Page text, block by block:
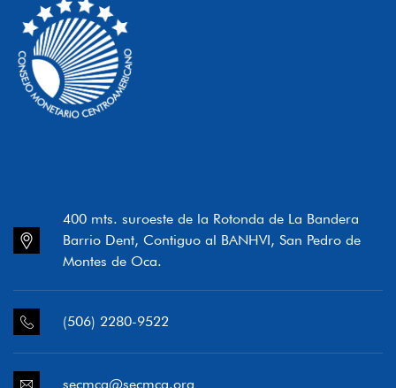
400 mts. suroeste de la Rotonda de La Bandera
Barrio Dent, Contiguo al BANHVI, San Pedro de
Montes de Oca.
(506) 2280-9522
secmca@secmca.org